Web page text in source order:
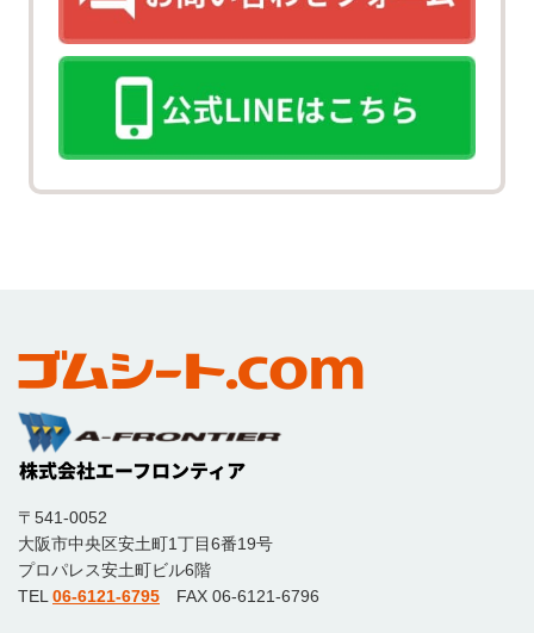
〒541-0052
大阪市中央区安土町1丁目6番19号
プロパレス安土町ビル6階
TEL 06-6121-6795 FAX 06-6121-6796